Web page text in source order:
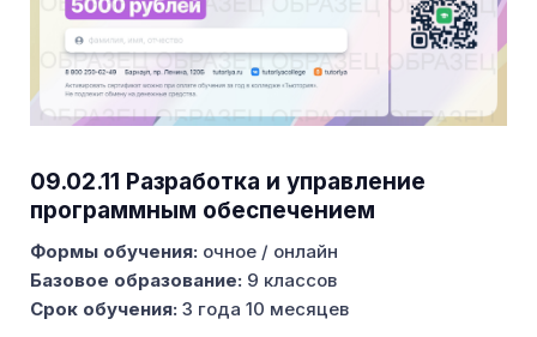
09.02.11 Разработка и управление
программным обеспечением
Формы обучения: очное / онлайн
Базовое образование: 9 классов
Срок обучения: 3 года 10 месяцев